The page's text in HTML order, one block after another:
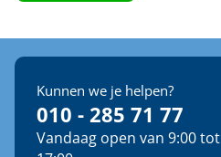
Kunnen we je helpen?
010 - 285 71 77
Vandaag open van 9:00 tot